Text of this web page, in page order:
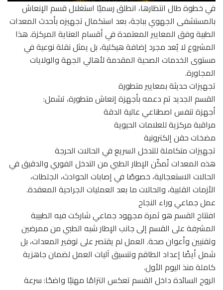
في خطوة طال انتظارها، انطلق رسميًا استغلال قسم الإنعاش
بالمستشفى الجهوي بباجة، بعد استكمال تجهيزه بأحدث المعدات
الطبية وفق المعايير المعتمدة في أقسام العناية المركزة. هذا
المشروع لا يُعد مجرد إضافة هيكلية، بل يمثل نقلة نوعية في
مستوى الخدمات الصحية المقدمة لأهالي الجهة والولايات
المجاورة.
تجهيزات حديثة بمعايير متطورة
القسم الجديد تم دعمه بأجهزة إنعاش متطورة، تشمل:
أجهزة تنفس اصطناعي عالية الدقة
مراقبة مركزية للعلامات الحيوية
مضخات حقن إلكترونية
تجهيزات متكاملة للتدخل السريع في الحالات الحرجة
هذه المعدات تُمكّن الإطار الطبي من التدخل الفوري والدقيق في
الحالات الاستعجالية، خصوصًا في إصابات الحوادث، الجلطات،
الأزمات القلبية، والحالات ما بعد العمليات الجراحية المعقدة.
عمل جماعي وراء النجاح
افتتاح القسم هو ثمرة مجهود جماعي شاركت فيه الطبيبة
المشرفة على القسم إلى جانب الإطار شبه الطبي من ممرضين
وتقنيين وأعوان صحة. العمل لم يقتصر على توفير المعدات، بل
شمل أيضًا إعداد الطاقم وتنسيق آليات العمل لضمان جاهزية
كاملة منذ اليوم الأول.
الروح السائدة داخل القسم تعكس التزامًا مهنيًا واضحًا: سرعة